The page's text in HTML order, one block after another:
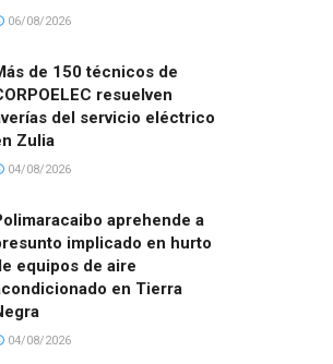
06/08/2026
de 150 técnicos de
resuelven
del servicio eléctrico
Zulia
04/08/2026
aprehende a
implicado en hurto
equipos de aire
en Tierra
04/08/2026